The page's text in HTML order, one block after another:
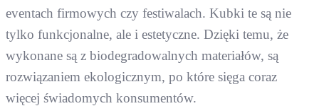
eventach firmowych czy festiwalach. Kubki te są nie
tylko funkcjonalne, ale i estetyczne. Dzięki temu, że
wykonane są z biodegradowalnych materiałów, są
rozwiązaniem ekologicznym, po które sięga coraz
więcej świadomych konsumentów.